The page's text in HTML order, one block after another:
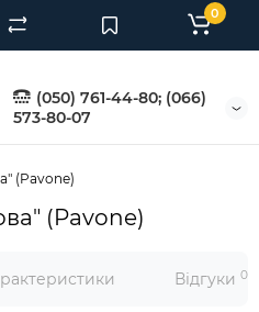
(050) 761-44-80; (066)
573-80-07
0
(Pavone)
(Pavone)
Відгуки 0